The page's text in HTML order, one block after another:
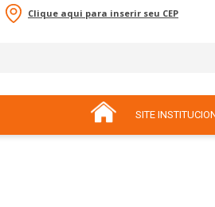
Clique aqui para inserir seu CEP
SITE